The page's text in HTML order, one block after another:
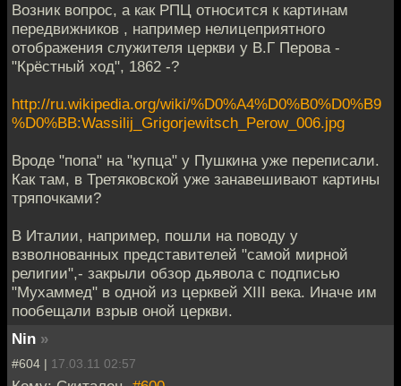
Возник вопрос, а как РПЦ относится к картинам
передвижников , например нелицеприятного
отобpажения служителя церкви у В.Г Перова -
"Крёстный ход", 1862 -?
http://ru.wikipedia.org/wiki/%D0%A4%D0%B0%D0%B9
%D0%BB:Wassilij_Grigorjewitsch_Perow_006.jpg
Вроде "попа" на "купца" у Пушкина уже переписали.
Как там, в Третяковcкой уже занавешивают картины
тряпочками?
В Италии, например, пошли на поводу у
взволнованных представителей "самой мирной
религии",- закрыли обзор дьявола c подписью
"Мухаммед" в одной из церквей XIII века. Иначе им
пообещали взрыв оной церкви.
Nin »
#604 | 17.03.11 02:57